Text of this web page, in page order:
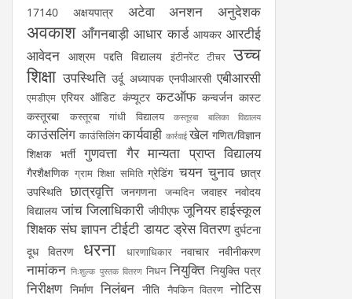
17140 अक्षयपात्र अटेवा अनशन अनुदेशक
अवकाश आँगनबाड़ी आधार कार्ड आयकर आरटीई
आवेदन आश्रम पद्दति विद्यालय इंटीनरेंट टीचर उच्च
शिक्षा उपस्थिति उर्दू अध्यापक एनपीआरसी एबीआरसी
एमडीएम एरियर ऑडिट कंप्यूटर कटऑफ कन्वर्जन कास्ट
कस्तूरबा
कस्तूरबा गांधी विद्यालय कस्तूरबा बालिका विद्यालय
काउंसलिंग काउंसिलिंग कार्यवाही कार्रवाई खेल गणित/विज्ञान
शिक्षक भर्ती
गुणवत्ता गैर मान्यता प्राप्त विद्यालय
गैरशैक्षणिक ग्राम शिक्षा समिति ग्रेडिंग चयन चुनाव छात्र
उपस्थिति छात्रवृत्ति जनगणना जन्मदिन जवाहर नवोदय
विद्यालय जांच जिलाधिकारी जीपीएफ जूनियर हाईस्कूल
शिक्षक संघ ज्ञापन टीईटी डायट ड्रेस वितरण दुर्घटना
दूध वितरण
धरना धारणाधिकार नवाचार नवीनीकरण
नामांकन निःशुल्क पुस्तक वितरण निधन नियुक्ति नियुक्ति पत्र
निरीक्षण निर्माण निलंबन नीति नैपकिन वितरण नोटिस